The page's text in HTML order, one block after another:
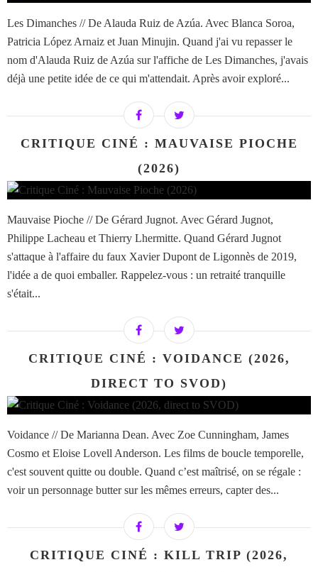
Les Dimanches // De Alauda Ruiz de Azúa. Avec Blanca Soroa,
Patricia López Arnaiz et Juan Minujin. Quand j'ai vu repasser le
nom d'Alauda Ruiz de Azúa sur l'affiche de Les Dimanches, j'avais
déjà une petite idée de ce qui m'attendait. Après avoir exploré...
CRITIQUE CINÉ : MAUVAISE PIOCHE
(2026)
Mauvaise Pioche // De Gérard Jugnot. Avec Gérard Jugnot,
Philippe Lacheau et Thierry Lhermitte. Quand Gérard Jugnot
s'attaque à l'affaire du faux Xavier Dupont de Ligonnès de 2019,
l'idée a de quoi emballer. Rappelez-vous : un retraité tranquille
s'était...
CRITIQUE CINÉ : VOIDANCE (2026,
DIRECT TO SVOD)
Voidance // De Marianna Dean. Avec Zoe Cunningham, James
Cosmo et Eloise Lovell Anderson. Les films de boucle temporelle,
c'est souvent quitte ou double. Quand c’est maîtrisé, on se régale :
voir un personnage butter sur les mêmes erreurs, capter des...
CRITIQUE CINÉ : KILL TRIP (2026,